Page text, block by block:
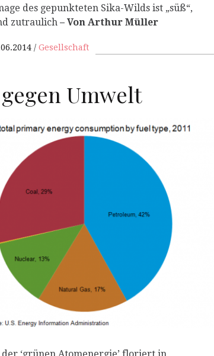
des gepunkteten Sika-Wilds ist „süß“,
zutraulich – Von Arthur Müller
Gesellschaft
Umwelt
RP